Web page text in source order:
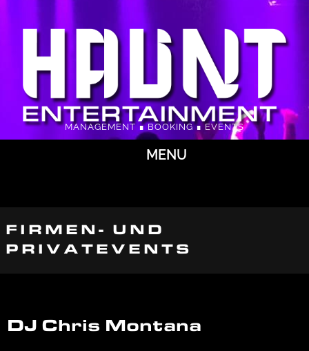
MENU
MANAGEMENT ∎ BOOKING ∎ EVENTS
FIRMEN- UND
PRIVATEVENTS
DJ Chris Montana